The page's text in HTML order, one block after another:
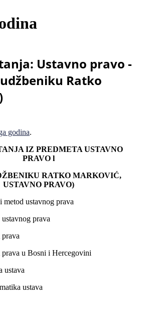
Ustavno pravo -
Ratko
godina.
IZ PREDMETA USTAVNO
PRAVO l
RATKO MARKOVIĆ,
USTAVNO PRAVO)
metod ustavnog prava
prava
u Bosni i Hercegovini
ustava
ustava